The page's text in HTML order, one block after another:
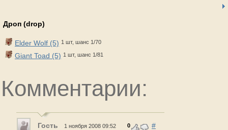
Дроп (drop)
Elder Wolf (5) 1 шт, шанс 1/70
Giant Toad (5) 1 шт, шанс 1/81
Комментарии:
Гость 1 ноября 2008 09:52 0 #